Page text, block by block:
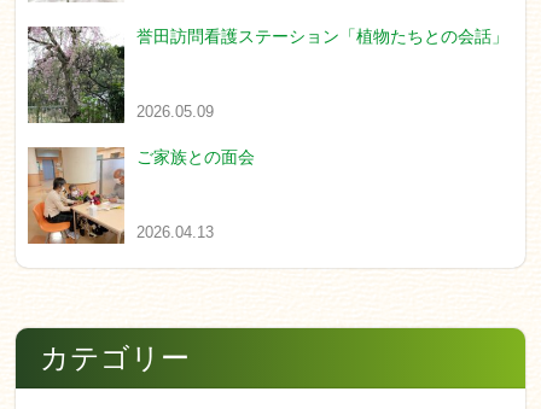
誉田訪問看護ステーション「植物たちとの会話」
2026.05.09
ご家族との面会
2026.04.13
カテゴリー